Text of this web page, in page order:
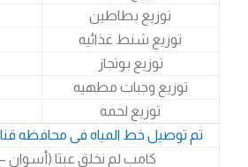
توزيع بطاطين
توزيع شنط غذائيه
توزيع بوتجاز
توزيع وجبات مطهيه
توزيع لحمه
تم توصيل خط المياه فى محافظه قنا
كامب لم نخلق عبثا